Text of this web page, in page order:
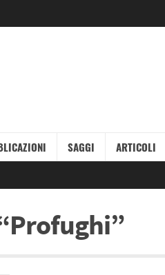
SAGGI ARTICOLI